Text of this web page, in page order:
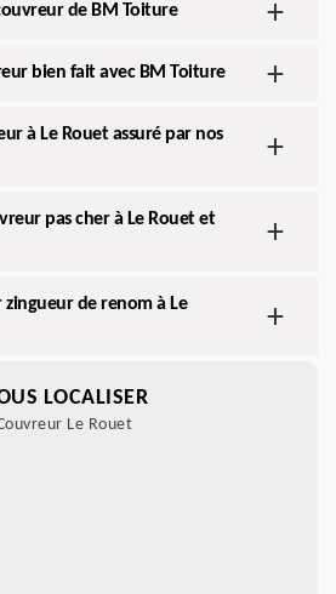
de BM Toiture
bien fait avec BM Toiture
à Le Rouet assuré par nos
pas cher à Le Rouet et
de renom à Le
LOCALISER
Le Rouet